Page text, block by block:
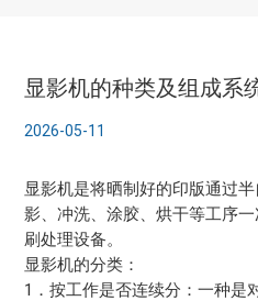
显影机的种类及组成系
2026-05-11
显影机是将晒制好的印版通过
影、冲洗、涂胶、烘干等工序
刷处理设备。
显影机的分类：
1．按工作是否连续分：一种是